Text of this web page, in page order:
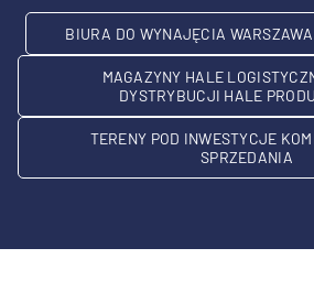
BIURA DO WYNAJĘCIA
MAGAZYNY HALE
DYSTRYBUCJI HALE
TERENY POD INWESTYCJE
SPRZEDANIA